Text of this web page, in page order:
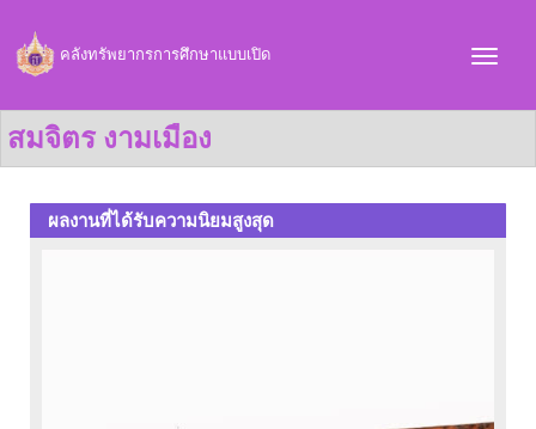
คลังทรัพยากรการศึกษาแบบเปิด
สมจิตร งามเมือง
ผลงานที่ได้รับความนิยมสูงสุด